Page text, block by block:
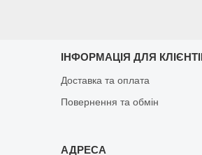
ІНФОРМАЦІЯ ДЛЯ
Доставка та оплата
Повернення та обмін